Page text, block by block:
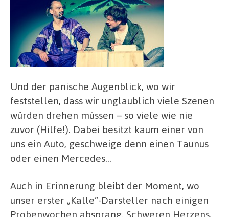
Und der panische Augenblick, wo wir
feststellen, dass wir unglaublich viele Szenen
würden drehen müssen – so viele wie nie
zuvor (Hilfe!). Dabei besitzt kaum einer von
uns ein Auto, geschweige denn einen Taunus
oder einen Mercedes…
Auch in Erinnerung bleibt der Moment, wo
unser erster „Kalle“-Darsteller nach einigen
Probenwochen absprang. Schweren Herzens,